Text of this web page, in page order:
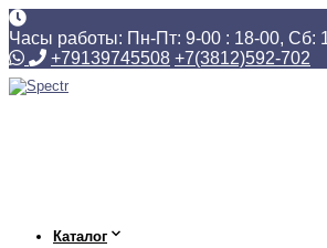
Часы работы: Пн-Пт: 9-00 : 18-00, Сб:
+79139745508 +7(3812)592-702
Каталог